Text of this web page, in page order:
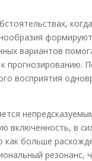
вариантов
восприятия
включенность, в
как больше
резонанс,